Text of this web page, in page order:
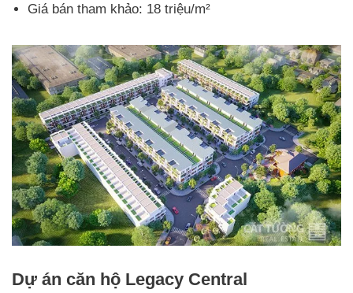
Giá bán tham khảo: 18 triệu/m²
Dự án căn hộ Legacy Central